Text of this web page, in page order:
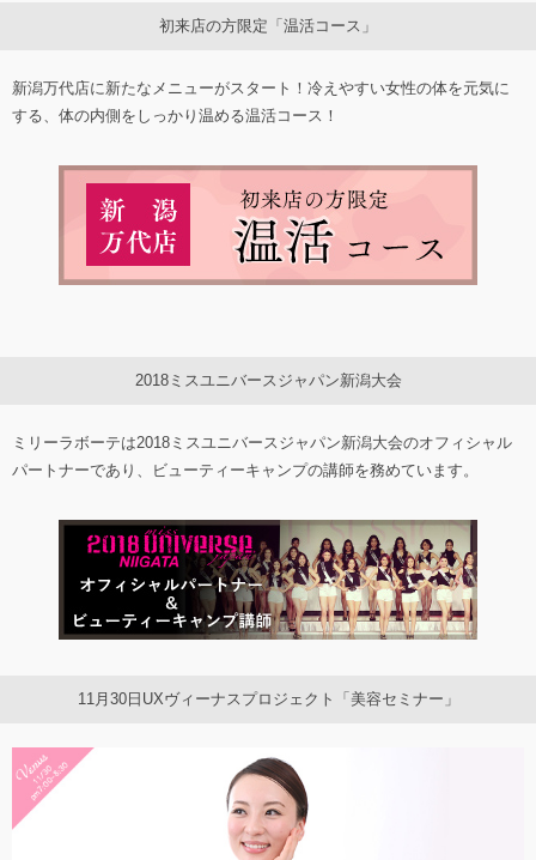
初来店の方限定「温活コース」
新潟万代店に新たなメニューがスタート！冷えやすい女性の体を元気に
する、体の内側をしっかり温める温活コース！
2018ミスユニバースジャパン新潟大会
ミリーラボーテは2018ミスユニバースジャパン新潟大会のオフィシャル
パートナーであり、ビューティーキャンプの講師を務めています。
11月30日UXヴィーナスプロジェクト「美容セミナー」